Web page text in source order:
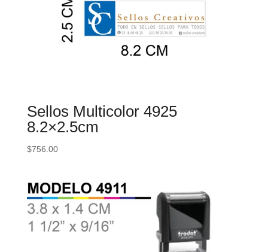
Sellos Multicolor 4925
8.2×2.5cm
$756.00